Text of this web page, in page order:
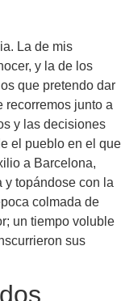
La de mis
y la de los
que pretendo dar
recorremos junto a
y las decisiones
el pueblo en el que
a Barcelona,
y topándose con la
colmada de
un tiempo voluble
sus